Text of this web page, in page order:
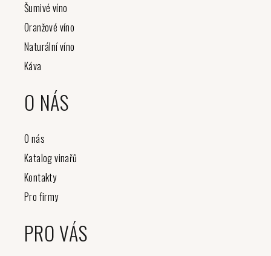
Šumivé víno
Oranžové víno
Naturální víno
Káva
O NÁS
O nás
Katalog vinařů
Kontakty
Pro firmy
PRO VÁS